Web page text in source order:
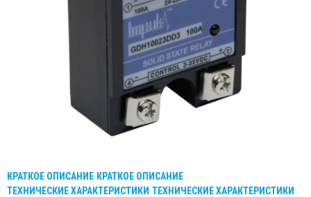
КРАТКОЕ ОПИСАНИЕ КРАТКОЕ ОПИСАНИЕ
ТЕХНИЧЕСКИЕ ХАРАКТЕРИСТИКИ ТЕХНИЧЕСКИЕ ХАРАКТЕРИСТИКИ